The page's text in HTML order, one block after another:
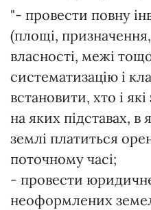
"- провести повну
(площі,
власності, межі
систематизацію і
встановити, хто і
на яких підставах, в
землі платиться
поточному часі;
- провести
неоформлених